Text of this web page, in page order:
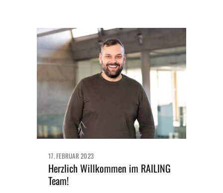
17. FEBRUAR 2023
Herzlich Willkommen im RAILING
Team!